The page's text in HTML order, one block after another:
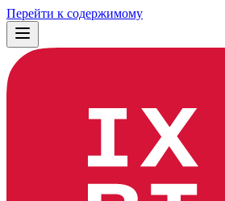
Перейти к содержимому